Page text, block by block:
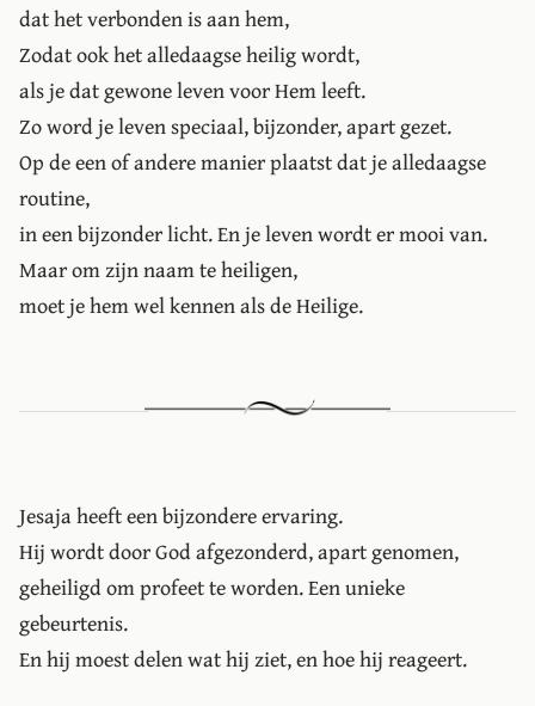
dat het verbonden is aan hem,
Zodat ook het alledaagse heilig wordt,
als je dat gewone leven voor Hem leeft.
Zo word je leven speciaal, bijzonder, apart gezet.
Op de een of andere manier plaatst dat je alledaagse
routine,
in een bijzonder licht. En je leven wordt er mooi van.
Maar om zijn naam te heiligen,
moet je hem wel kennen als de Heilige.
Jesaja heeft een bijzondere ervaring.
Hij wordt door God afgezonderd, apart genomen,
geheiligd om profeet te worden. Een unieke
gebeurtenis.
En hij moest delen wat hij ziet, en hoe hij reageert.